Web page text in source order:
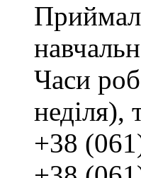
Часи
неділя),
+38